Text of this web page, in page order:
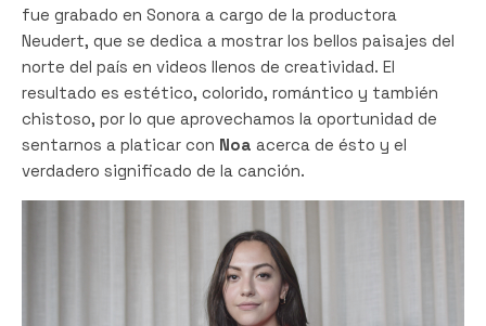
fue grabado en Sonora a cargo de la productora
Neudert, que se dedica a mostrar los bellos paisajes del
norte del país en videos llenos de creatividad. El
resultado es estético, colorido, romántico y también
chistoso, por lo que aprovechamos la oportunidad de
sentarnos a platicar con Noa acerca de ésto y el
verdadero significado de la canción.